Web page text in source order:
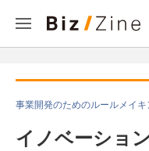
事業開発のためのルールメイキ
イノベーショ